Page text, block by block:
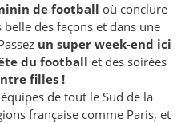
de football où conclure
des façons et dans une
un super week-end ici
du football et des soirées
filles !
de tout le Sud de la
française comme Paris, et